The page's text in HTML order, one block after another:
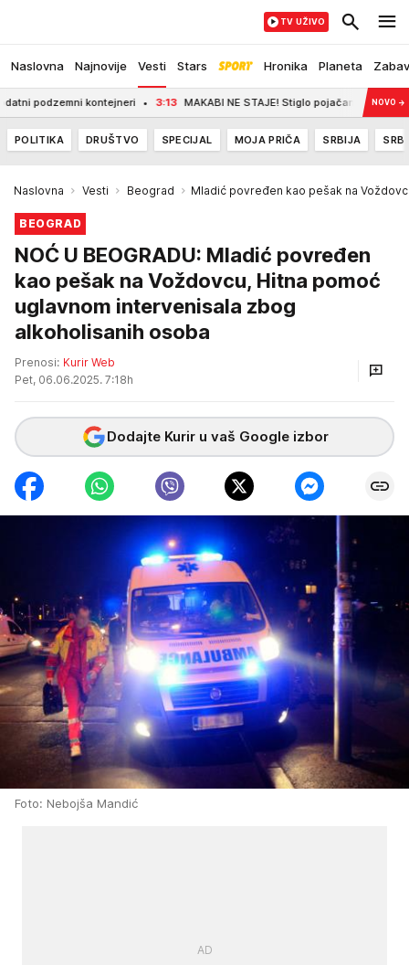
Naslovna Najnovije Vesti Stars Hronika Planeta
TV UŽIVO
podzemni kontejneri 3:13 MAKABI NE STAJE! Stiglo pojačanje iz NOVO →
POLITIKA DRUŠTVO SPECIJAL MOJA PRIČA SRBIJA
Naslovna Vesti Beograd Mladić povređen kao pešak na
BEOGRAD
NOĆ U BEOGRADU: Mladić povređen
kao pešak na Voždovcu, Hitna pomoć
uglavnom intervenisala zbog
alkoholisanih osoba
Prenosi: Kurir Web
Pet, 06.06.2025. 7:18h
Dodajte Kurir u vaš Google izbor
Foto: Nebojša Mandić